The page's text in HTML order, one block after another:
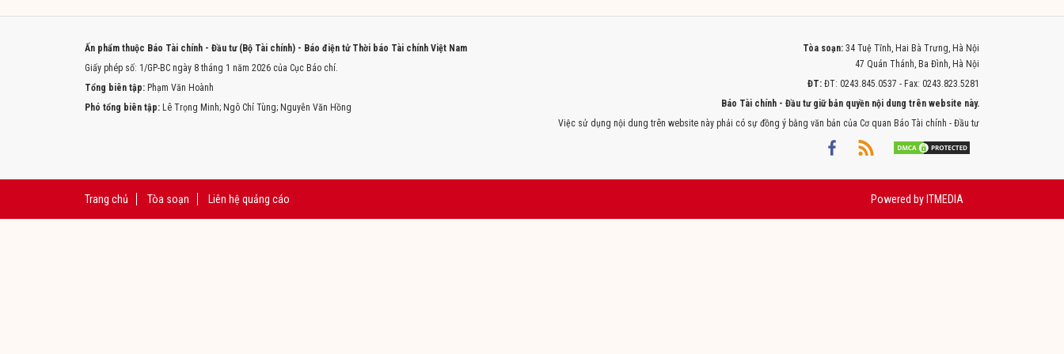
Ấn phẩm thuộc Báo Tài chính - Đầu tư (Bộ Tài chính) - Báo điện tử Thời báo Tài chính Việt Nam
Giấy phép số: 1/GP-BC ngày 8 tháng 1 năm 2026 của Cục Báo chí.
Tổng biên tập: Phạm Văn Hoành
Phó tổng biên tập: Lê Trọng Minh; Ngô Chí Tùng; Nguyễn Văn Hồng
Tòa soạn: 34 Tuệ Tĩnh, Hai Bà Trưng, Hà Nội
47 Quán Thánh, Ba Đình, Hà Nội
ĐT: ĐT: 0243.845.0537 - Fax: 0243.823.5281
Báo Tài chính - Đầu tư giữ bản quyền nội dung trên website này.
Việc sử dụng nội dung trên website này phải có sự đồng ý bằng văn bản của Cơ quan Báo Tài chính - Đầu tư
Trang chủ Tòa soạn Liên hệ quảng cáo Powered by ITMEDIA